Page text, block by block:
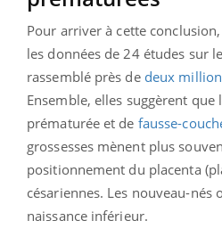
Pour arriver à cette
les données de 24 études sur
rassemblé près de deux
Ensemble, elles suggèrent que
prématurée et de fausse-
grossesses mènent plus
positionnement du placenta
césariennes. Les nouveau-nés
naissance inférieur.